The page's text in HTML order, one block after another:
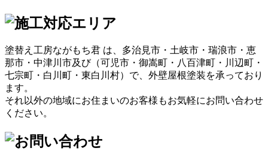
塗替え工房ながもち君 は、多治見市・土岐市・瑞浪市・恵
那市・中津川市及び（可児市・御嵩町・八百津町・川辺町・
七宗町・白川町・東白川村）で、外壁屋根塗装を承っており
ます。
それ以外の地域にお住まいのお客様もお気軽にお問い合わせ
ください。